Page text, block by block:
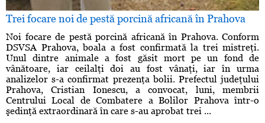
Trei focare noi de pestă porcină africană în Prahova
Noi focare de pestă porcină africană în Prahova. Conform
DSVSA Prahova, boala a fost confirmată la trei mistreţi.
Unul dintre animale a fost găsit mort pe un fond de
vânătoare, iar ceilalţi doi au fost vânaţi, iar în urma
analizelor s-a confirmat prezenţa bolii. Prefectul judeţului
Prahova, Cristian Ionescu, a convocat, luni, membrii
Centrului Local de Combatere a Bolilor Prahova într-o
şedinţă extraordinară în care s-au aprobat trei ...